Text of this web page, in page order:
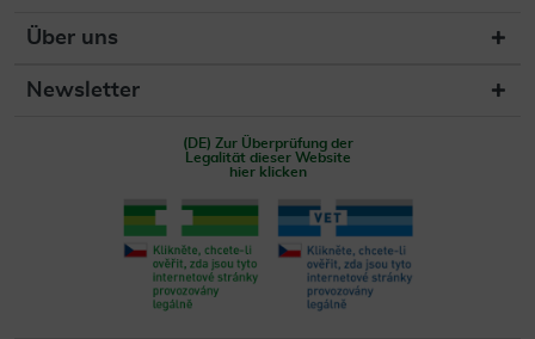
Über uns
Newsletter
(DE) Zur Überprüfung der
Legalität dieser Website
hier klicken